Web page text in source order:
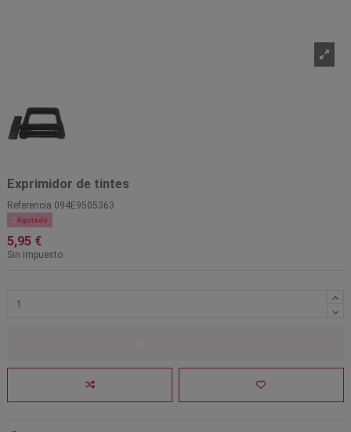
Exprimidor de tintes
Referencia 094E9505363
 Agotado
5,95 €
Sin impuesto